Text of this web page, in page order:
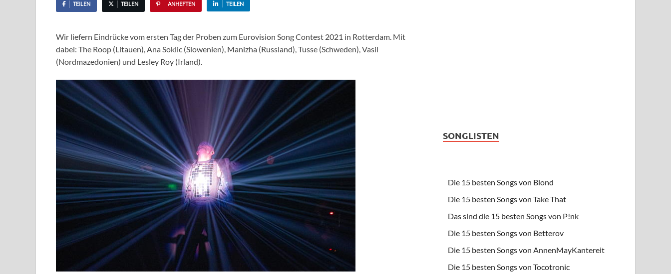
TEILEN TEILEN ANHEFTEN TEILEN
Wir liefern Eindrücke vom ersten Tag der Proben zum Eurovision Song Contest 2021 in Rotterdam. Mit
dabei: The Roop (Litauen), Ana Soklic (Slowenien), Manizha (Russland), Tusse (Schweden), Vasil
(Nordmazedonien) und Lesley Roy (Irland).
SONGLISTEN
Die 15 besten Songs von Blond
Die 15 besten Songs von Take That
Das sind die 15 besten Songs von P!nk
Die 15 besten Songs von Betterov
Die 15 besten Songs von AnnenMayKantereit
Die 15 besten Songs von Tocotronic